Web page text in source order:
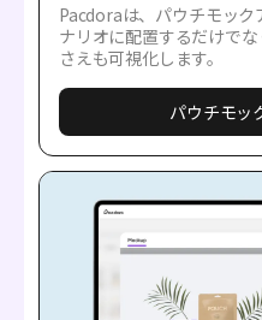
Pacdoraは、パウチモッ
ナリオに配置するだけで
さえも可視化します。
パウチモッ